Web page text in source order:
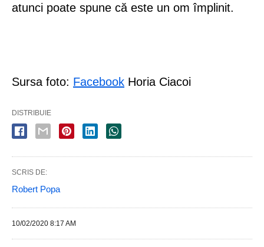
atunci poate spune că este un om împlinit.
Sursa foto: Facebook Horia Ciacoi
DISTRIBUIE
SCRIS DE:
Robert Popa
10/02/2020 8:17 AM